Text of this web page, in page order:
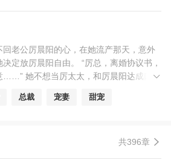
老公厉晨阳的心，在她流产那天，意外
定放厉晨阳自由。 “厉总，离婚协议书，
……” 她不想当厉太太，和厉晨阳达成口头
总裁 宠妻 甜宠
共396章